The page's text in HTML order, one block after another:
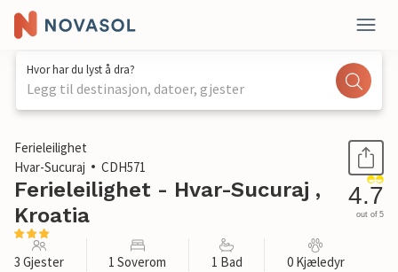
Hvor har du lyst å dra?
Legg til destinasjon, datoer, gjester
1 / 31
Ferieleilighet
Hvar-Sucuraj
CDH571
Ferieleilighet - Hvar-Sucuraj ,
Kroatia
4.7
out of 5
3 Gjester 1 Soverom 1 Bad 0 Kjæledyr